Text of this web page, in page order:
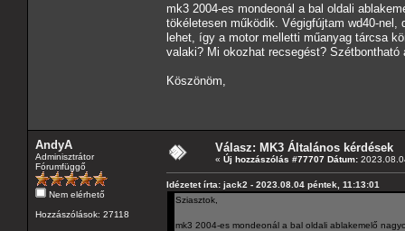
mk3 2004-es mondeonál a bal oldali
tökéletesen működik. Végigfújtam wd40-
lehet, így a motor melletti műanyag tárcsa
valaki? Mi okozhat recsegést?
Köszönöm,
AndyA
Adminisztrátor
Fórumfüggő
Nem elérhető
Hozzászólások: 27118
Válasz: MK3 Általános kérdések
« Új hozzászólás #77707 Dátum:
Idézetet írta: jack2 - 2023.08.04 péntek, 11:13:01
Sziasztok,
mk3 2004-es mondeonál a bal oldali ablakemelő